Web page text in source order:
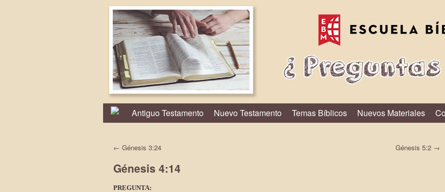
Antiguo Testamento Nuevo Testamento Temas Bíblicos Nuevos Materiales
← Génesis 3:24 Génesis 5:2 →
Génesis 4:14
PREGUNTA: